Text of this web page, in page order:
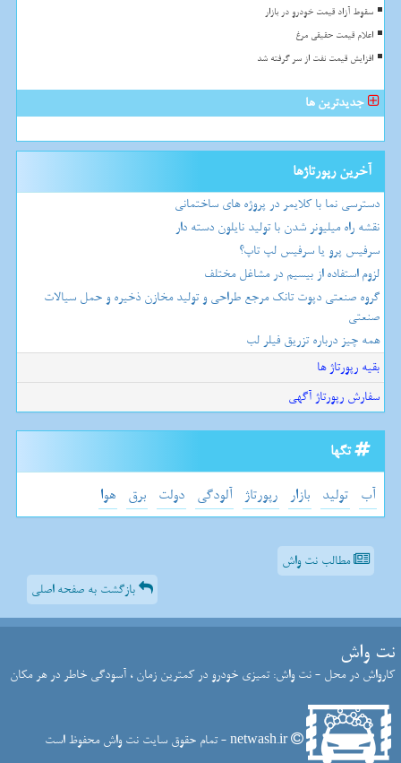
سقوط آزاد قیمت خودرو در بازار
اعلام قیمت حقیقی مرغ
افزایش قیمت نفت از سر گرفته شد
جدیدترین ها
آخرین رپورتاژها
دسترسی نما با کلایمر در پروژه های ساختمانی
نقشه راه میلیونر شدن با تولید نایلون دسته دار
سرفیس پرو یا سرفیس لپ تاپ؟
لزوم استفاده از بیسیم در مشاغل مختلف
گروه صنعتی دپوت تانک مرجع طراحی و تولید مخازن ذخیره و حمل سیالات
صنعتی
همه چیز درباره تزریق فیلر لب
بقیه رپورتاژ ها
سفارش رپورتاژ آگهی
تگها
آب تولید بازار رپورتاژ آلودگی دولت برق هوا
مطالب نت واش
بازگشت به صفحه اصلی
نت واش
کارواش در محل - نت واش: تمیزی خودرو در کمترین زمان ، آسودگی خاطر در هر مکان
netwash.ir - تمام حقوق سایت نت واش محفوظ است